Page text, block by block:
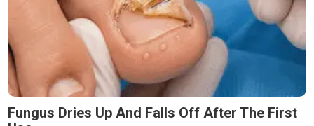
Fungus Dries Up And Falls Off After The First